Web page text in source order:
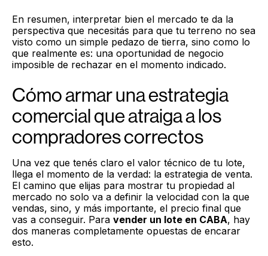
En resumen, interpretar bien el mercado te da la
perspectiva que necesitás para que tu terreno no sea
visto como un simple pedazo de tierra, sino como lo
que realmente es: una oportunidad de negocio
imposible de rechazar en el momento indicado.
Cómo armar una estrategia
comercial que atraiga a los
compradores correctos
Una vez que tenés claro el valor técnico de tu lote,
llega el momento de la verdad: la estrategia de venta.
El camino que elijas para mostrar tu propiedad al
mercado no solo va a definir la velocidad con la que
vendas, sino, y más importante, el precio final que
vas a conseguir. Para vender un lote en CABA, hay
dos maneras completamente opuestas de encarar
esto.